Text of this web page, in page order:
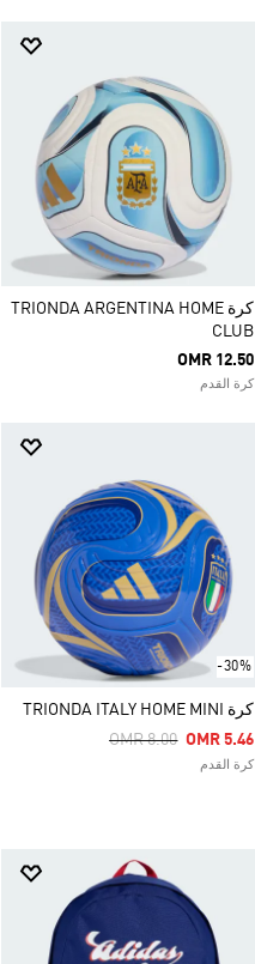
كرة TRIONDA ARGENTINA HOME
CLUB
OMR 12.50
كرة القدم
-30%
كرة TRIONDA ITALY HOME MINI
Price Reduced From
OMR 8.00ToOMR 5.46
كرة القدم